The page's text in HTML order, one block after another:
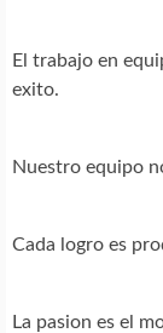
El trabajo en
exito.
Nuestro equipo
Cada logro es
La pasion es el